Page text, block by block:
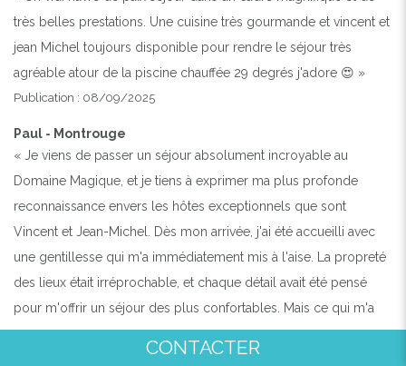
très belles prestations. Une cuisine très gourmande et vincent et
jean Michel toujours disponible pour rendre le séjour très
agréable atour de la piscine chauffée 29 degrés j'adore 😍 »
Publication : 08/09/2025
Paul - Montrouge
« Je viens de passer un séjour absolument incroyable au
Domaine Magique, et je tiens à exprimer ma plus profonde
reconnaissance envers les hôtes exceptionnels que sont
Vincent et Jean-Michel. Dès mon arrivée, j'ai été accueilli avec
une gentillesse qui m'a immédiatement mis à l'aise. La propreté
des lieux était irréprochable, et chaque détail avait été pensé
pour m'offrir un séjour des plus confortables. Mais ce qui m'a
vraiment touché, c'est la bienveillance et l'attention que Vincent
et Jean-Michel m'ont témoignées tout au long de mon séjour. Ils
CONTACTER